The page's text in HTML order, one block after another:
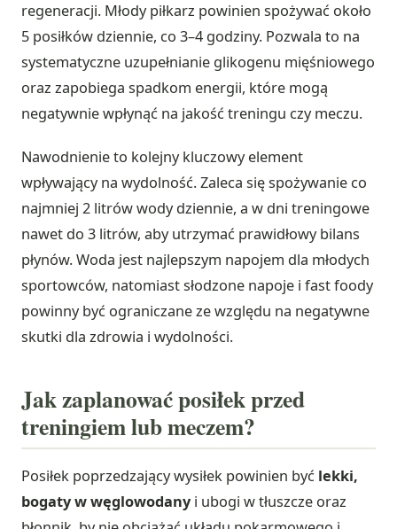
regeneracji. Młody piłkarz powinien spożywać około
5 posiłków dziennie, co 3–4 godziny. Pozwala to na
systematyczne uzupełnianie glikogenu mięśniowego
oraz zapobiega spadkom energii, które mogą
negatywnie wpłynąć na jakość treningu czy meczu.
Nawodnienie to kolejny kluczowy element
wpływający na wydolność. Zaleca się spożywanie co
najmniej 2 litrów wody dziennie, a w dni treningowe
nawet do 3 litrów, aby utrzymać prawidłowy bilans
płynów. Woda jest najlepszym napojem dla młodych
sportowców, natomiast słodzone napoje i fast foody
powinny być ograniczane ze względu na negatywne
skutki dla zdrowia i wydolności.
Jak zaplanować posiłek przed
treningiem lub meczem?
Posiłek poprzedzający wysiłek powinien być lekki,
bogaty w węglowodany i ubogi w tłuszcze oraz